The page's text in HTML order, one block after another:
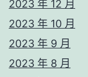
2023 年 12 月
2023 年 10 月
2023 年 9 月
2023 年 8 月